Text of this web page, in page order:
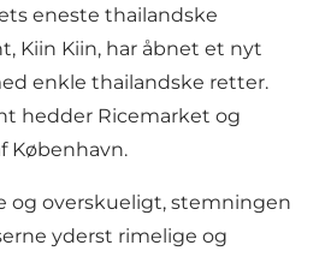
eneste thailandske
Kiin Kiin, har åbnet et nyt
enkle thailandske retter.
hedder Ricemarket og
København.
og overskueligt, stemningen
yderst rimelige og